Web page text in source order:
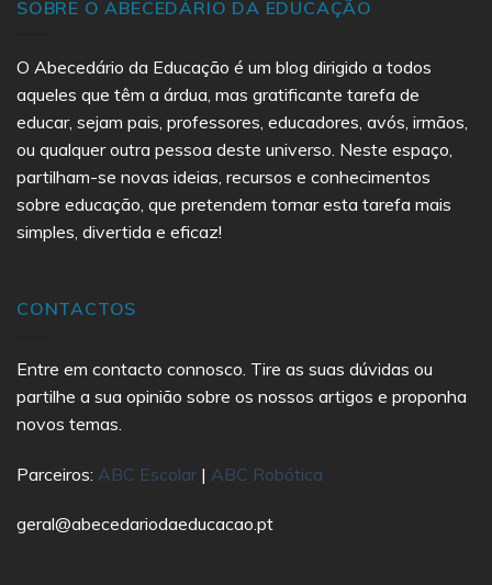
SOBRE O ABECEDÁRIO DA EDUCAÇÃO
O Abecedário da Educação é um blog dirigido a todos
aqueles que têm a árdua, mas gratificante tarefa de
educar, sejam pais, professores, educadores, avós, irmãos,
ou qualquer outra pessoa deste universo. Neste espaço,
partilham-se novas ideias, recursos e conhecimentos
sobre educação, que pretendem tornar esta tarefa mais
simples, divertida e eficaz!
CONTACTOS
Entre em contacto connosco. Tire as suas dúvidas ou
partilhe a sua opinião sobre os nossos artigos e proponha
novos temas.
Parceiros: ABC Escolar | ABC Robótica
geral@abecedariodaeducacao.pt